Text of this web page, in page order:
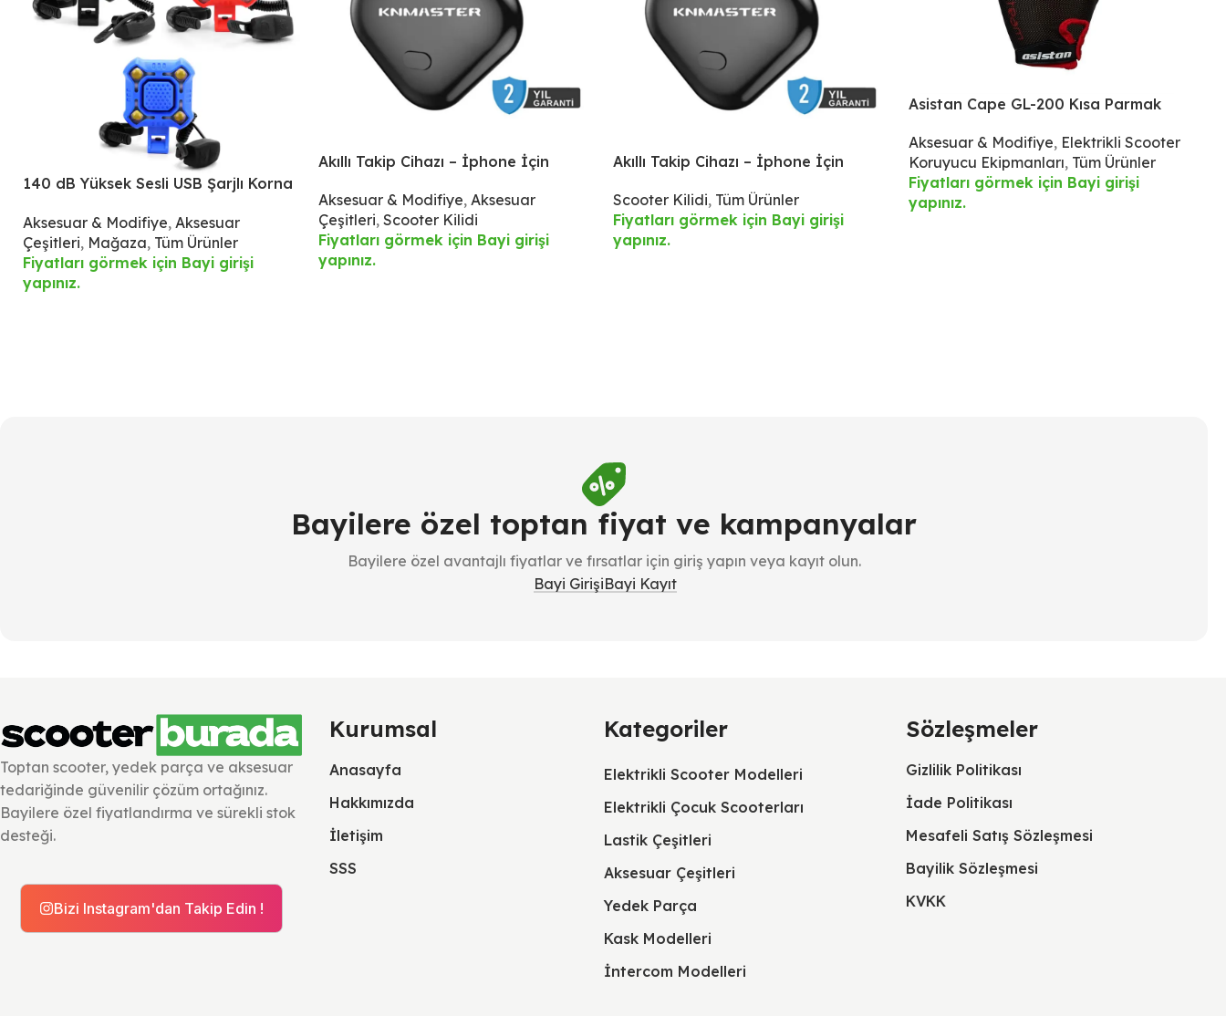
140 dB Yüksek Sesli USB Şarjlı Korna
Su Geçirmez
Aksesuar & Modifiye, Aksesuar
Çeşitleri, Mağaza, Tüm Ürünler
Fiyatları görmek için Bayi girişi
yapınız.
Akıllı Takip Cihazı – İphone İçin
Aksesuar & Modifiye, Aksesuar
Çeşitleri, Scooter Kilidi
Fiyatları görmek için Bayi girişi
yapınız.
Akıllı Takip Cihazı – İphone İçin
Scooter Kilidi, Tüm Ürünler
Fiyatları görmek için Bayi girişi
yapınız.
Asistan Cape GL-200 Kısa Parmak
Aksesuar & Modifiye, Elektrikli Scooter
Koruyucu Ekipmanları, Tüm Ürünler
Fiyatları görmek için Bayi girişi
yapınız.
Bayilere özel toptan fiyat ve kampanyalar
Bayilere özel avantajlı fiyatlar ve fırsatlar için giriş yapın veya kayıt olun.
Bayi GirişiBayi Kayıt
Toptan scooter, yedek parça ve aksesuar
tedariğinde güvenilir çözüm ortağınız.
Bayilere özel fiyatlandırma ve sürekli stok
desteği.
Bizi Instagram'dan Takip Edin !
Kurumsal
Anasayfa
Hakkımızda
İletişim
SSS
Kategoriler
Elektrikli Scooter Modelleri
Elektrikli Çocuk Scooterları
Lastik Çeşitleri
Aksesuar Çeşitleri
Yedek Parça
Kask Modelleri
İntercom Modelleri
Sözleşmeler
Gizlilik Politikası
İade Politikası
Mesafeli Satış Sözleşmesi
Bayilik Sözleşmesi
KVKK